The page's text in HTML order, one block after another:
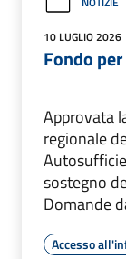
10 LUGLIO 2026
Fondo
Approvata
regionale
sostegno
Domande
Accesso